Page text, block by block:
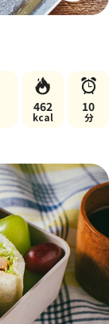
462
kcal
10
分